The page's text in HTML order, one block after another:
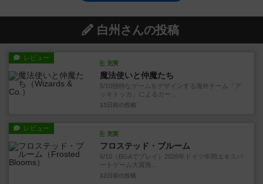
白州さんの投稿
レビュー
充実
魔法使いと仲魔たち
5/10独特なゲームをデザインする海外チーム「ア
ッキトッカ」によるカー...
13日前 の投稿
レビュー
充実
フロステッド・ブルーム
6/10（BGAでプレイ）2026年ドイツ年間エキスパ
ートゲーム大賞推...
13日前 の投稿